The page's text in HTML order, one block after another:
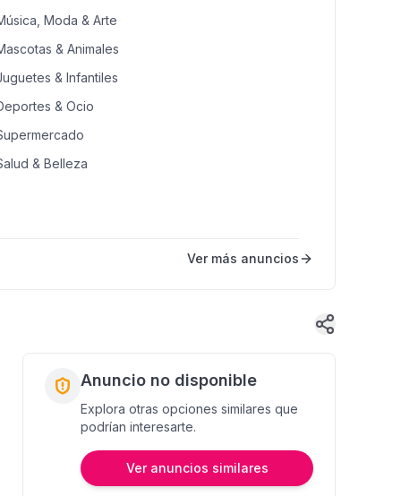
Moda & Arte
& Animales
& Infantiles
& Ocio
& Belleza
Ver más anuncios
Anuncio no disponible
Explora otras opciones similares que
podrían interesarte.
Ver anuncios similares